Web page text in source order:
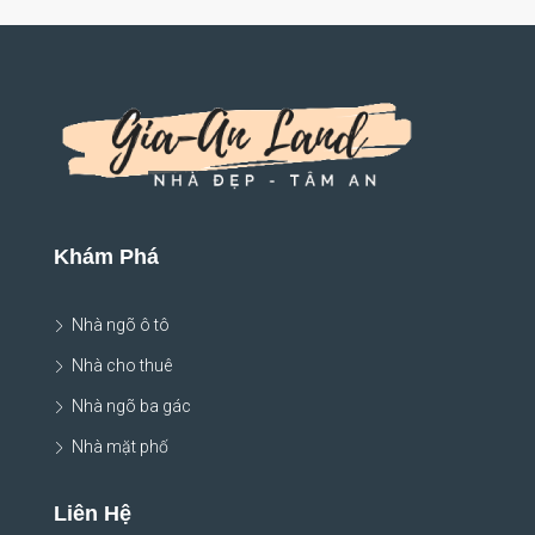
Khám Phá
Nhà ngõ ô tô
Nhà cho thuê
Nhà ngõ ba gác
Nhà mặt phố
Liên Hệ